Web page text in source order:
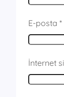
E-posta *
İnternet